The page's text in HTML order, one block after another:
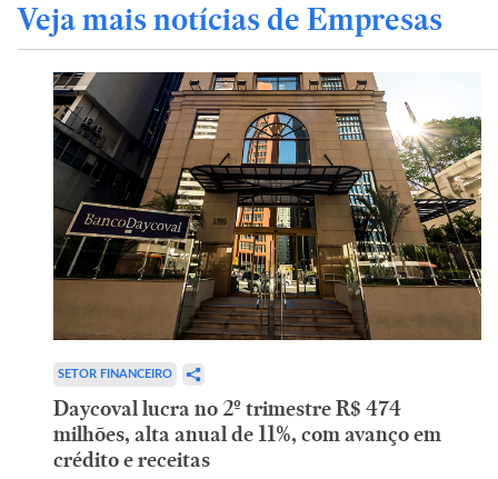
Veja mais notícias de Empresas
SETOR FINANCEIRO
Daycoval lucra no 2º trimestre R$ 474
milhões, alta anual de 11%, com avanço em
crédito e receitas